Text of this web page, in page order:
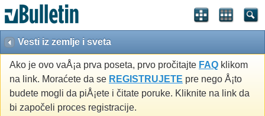
Vesti iz zemlje i sveta
Ako je ovo vaÅ¡a prva poseta, prvo pročitajte FAQ klikom
na link. Moraćete da se REGISTRUJETE pre nego Å¡to
budete mogli da piÅ¡ete i čitate poruke. Kliknite na link da
bi započeli proces registracije.